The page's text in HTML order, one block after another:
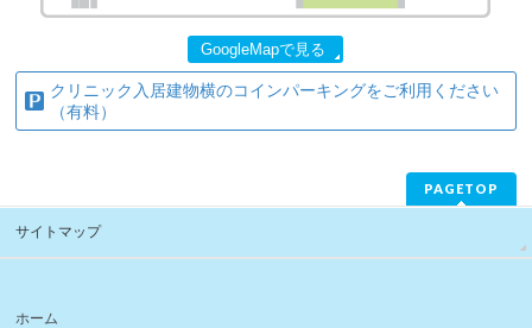
GoogleMapで見る
クリニック入居建物横のコインパーキングをご利用ください
（有料）
PAGETOP
サイトマップ
ホーム